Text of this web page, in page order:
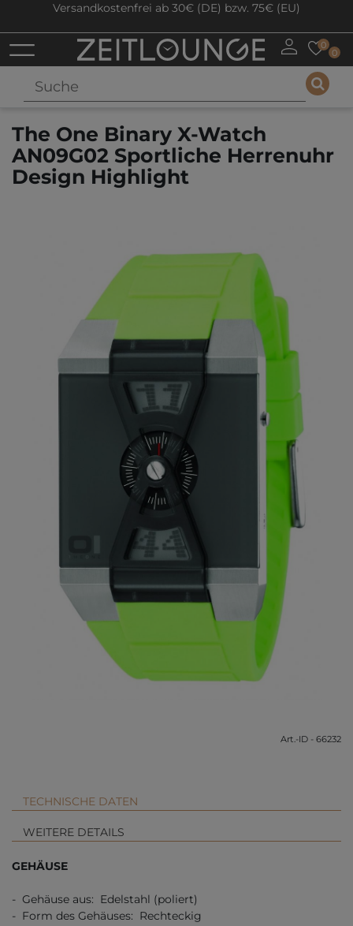
Versandkostenfrei ab 30€ (DE) bzw. 75€ (EU)
0
0
The One Binary X-Watch
AN09G02 Sportliche Herrenuhr
Design Highlight
Art.-ID - 66232
TECHNISCHE DATEN
WEITERE DETAILS
GEHÄUSE
- Gehäuse aus: Edelstahl (poliert)
- Form des Gehäuses: Rechteckig